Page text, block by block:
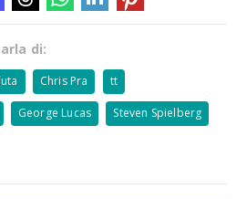
di:
Chris Pra tt
George Lucas Steven Spielberg